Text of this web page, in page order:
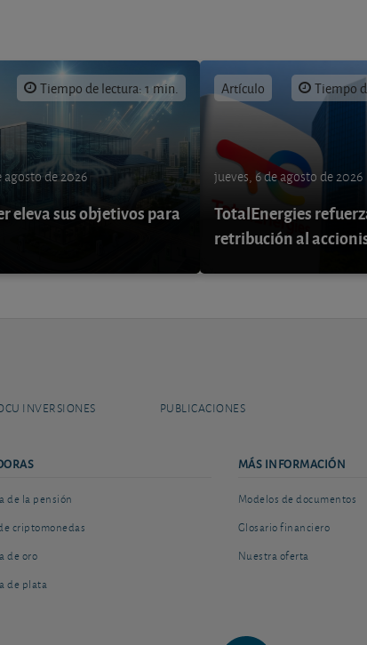
Tiempo de lectura: 1 min.
agosto de 2026
eleva sus objetivos para
Artículo Tiempo
jueves, 6 de agosto de 2026
TotalEnergies
retribución al
INVERSIONES PUBLICACIONES
de la pensión
criptomonedas
de oro
de plata
MÁS INFORMACIÓN
Modelos de documentos
Glosario financiero
Nuestra oferta